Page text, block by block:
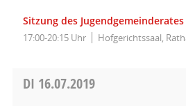
Sitzung des Jugendgemeinderates
17:00-20:15 Uhr Hofgerichtssaal,
DI 16.07.2019